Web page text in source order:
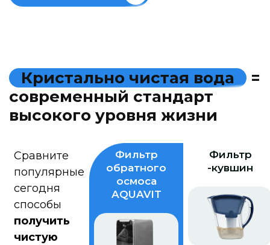
Кристально чистая вода
=
современный стандарт
высокого уровня жизни
Сравните
популярные
сегодня
способы
получить
чистую
Фильтр
обратного
осмоса
AQUAVIT
Фильтр
-кувшин